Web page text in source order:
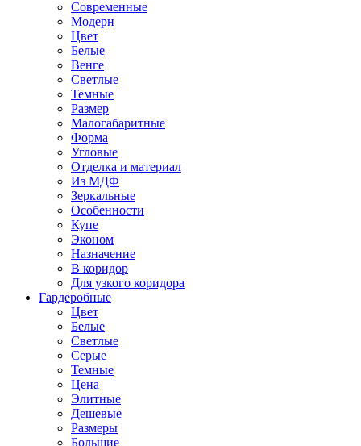
Современные
Модерн
Цвет
Белые
Венге
Светлые
Темные
Размер
Малогабаритные
Форма
Угловые
Отделка и материал
Из МДФ
Зеркальные
Особенности
Купе
Эконом
Назначение
В коридор
Для узкого коридора
Гардеробные
Цвет
Белые
Светлые
Серые
Темные
Цена
Элитные
Дешевые
Размеры
Большие